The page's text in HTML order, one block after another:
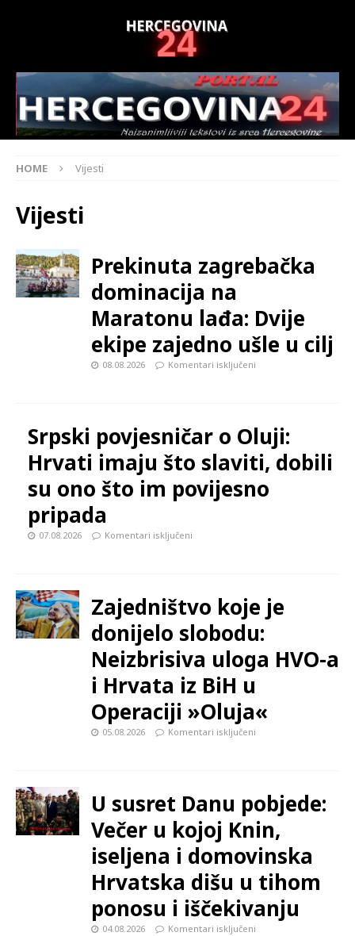
HOME Vijesti
Vijesti
Prekinuta zagrebačka
dominacija na
Maratonu lađa: Dvije
ekipe zajedno ušle u cilj
08.08.2026 Komentari isključeni
Srpski povjesničar o Oluji:
Hrvati imaju što slaviti, dobili
su ono što im povijesno
pripada
07.08.2026 Komentari isključeni
Zajedništvo koje je
donijelo slobodu:
Neizbrisiva uloga HVO-a
i Hrvata iz BiH u
Operaciji »Oluja«
05.08.2026 Komentari isključeni
U susret Danu pobjede:
Večer u kojoj Knin,
iseljena i domovinska
Hrvatska dišu u tihom
ponosu i iščekivanju
04.08.2026 Komentari isključeni